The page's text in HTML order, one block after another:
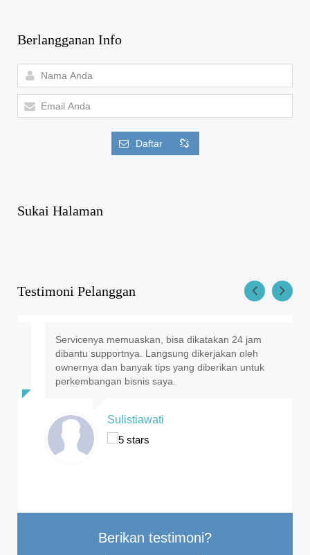
Berlangganan Info
Daftar
Sukai Halaman
Testimoni Pelanggan
Servicenya memuaskan, bisa dikatakan 24 jam
dibantu supportnya. Langsung dikerjakan oleh
ownernya dan banyak tips yang diberikan untuk
perkembangan bisnis saya.
Sulistiawati
Berikan testimoni?